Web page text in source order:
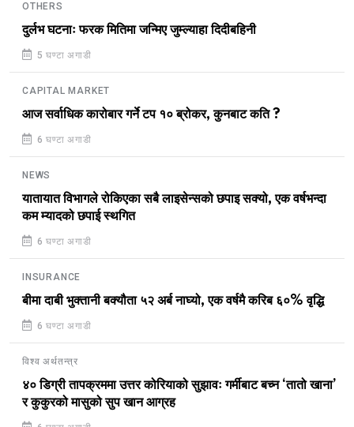
OTHERS
दुर्लभ घटनाः फरक मितिमा जन्मिए जुम्ल्याहा दिदीबहिनी
5 घण्टा अगाडी
CAPITAL MARKET
आज सर्वाधिक कारोबार गर्ने टप १० ब्रोकर, कुनबाट कति ?
6 घण्टा अगाडी
NEWS
यातायात विभागले रोकिएका सबै लाइसेन्सको छपाइ सक्यो, एक वर्षभन्दा
कम म्यादको छपाई स्थगित
6 घण्टा अगाडी
INSURANCE
बीमा दाबी भुक्तानी बक्यौता ५२ अर्ब नाघ्यो, एक वर्षमै करिब ६०% वृद्धि
6 घण्टा अगाडी
विश्व अर्थतन्त्र
४० डिग्री तापक्रममा उत्तर कोरियाको सुझावः गर्मीबाट बच्न ‘तातो खाना’
र कुकुरको मासुको सुप खान आग्रह